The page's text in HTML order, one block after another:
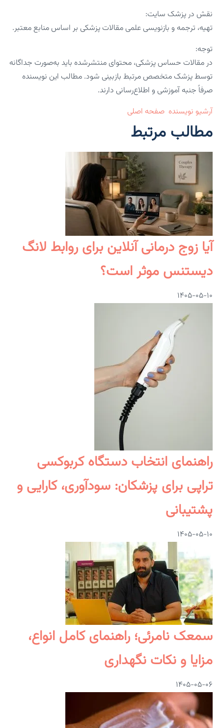
نقش در پزشک سایت:
تهیه، ترجمه و بازنویسی علمی مقالات پزشکی بر اساس منابع معتبر.
توجه:
در مقالات حساس پزشکی، محتوای منتشرشده باید به‌صورت جداگانه
توسط پزشک متخصص مرتبط بازبینی شود. مطالب این نویسنده
صرفاً جنبه آموزشی و اطلاع‌رسانی دارند.
آرشیو نویسنده صفحه اصلی
مطالب مرتبط
آیا زوج درمانی آنلاین برای روابط لانگ
دیستنس موثر است؟
۱۴۰۵-۰۵-۱۰
راهنمای انتخاب دستگاه کربوکسی‌
تراپی برای پزشکان: سودآوری، کارایی و
پشتیبانی
۱۴۰۵-۰۵-۱۰
سمعک نامرئی؛ راهنمای کامل انواع،
مزایا و نکات نگهداری
۱۴۰۵-۰۵-۰۶